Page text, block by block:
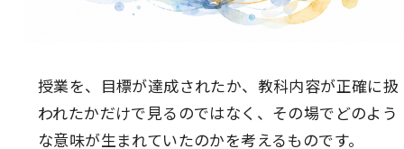
授業を、目標が達成されたか、教科内容が正確に扱
われたかだけで見るのではなく、その場でどのよう
な意味が生まれていたのかを考えるものです。